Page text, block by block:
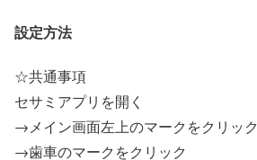
設定方法
☆共通事項
セサミアプリを開く
→メイン画面左上のマークをクリック
→歯車のマークをクリック